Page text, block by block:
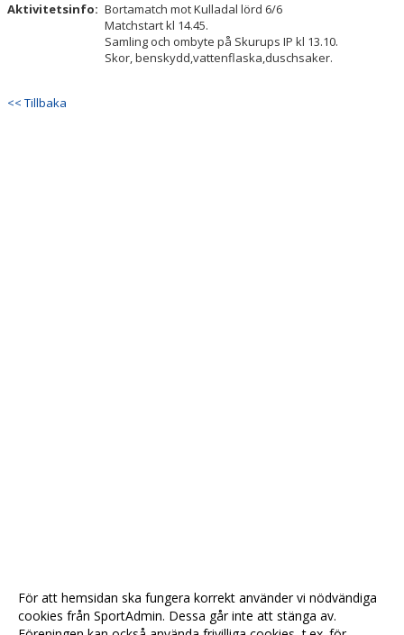
Aktivitetsinfo: Bortamatch mot Kulladal lörd 6/6
Matchstart kl 14.45.
Samling och ombyte på Skurups IP kl 13.10.
Skor, benskydd,vattenflaska,duschsaker.
<< Tillbaka
För att hemsidan ska fungera korrekt använder vi nödvändiga
cookies från SportAdmin. Dessa går inte att stänga av.